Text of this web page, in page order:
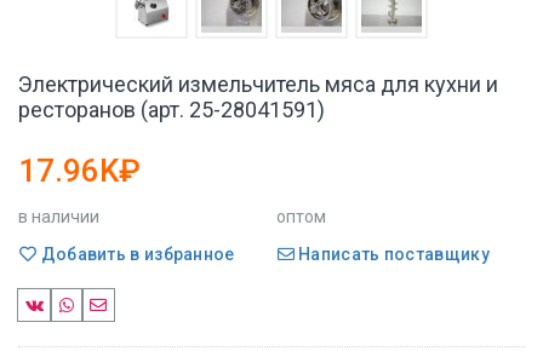
Электрический измельчитель мяса для кухни и
ресторанов (арт. 25-28041591)
17.96K₽
в наличии
оптом
Добавить в избранное
Написать поставщику